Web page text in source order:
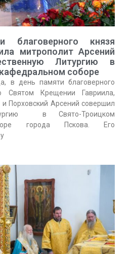
князя
митрополит Арсений
Литургию в
соборе
в день памяти благоверного
Святом Крещении Гавриила,
и Порховский Арсений совершил
в Свято-Троицком
города Пскова. Его